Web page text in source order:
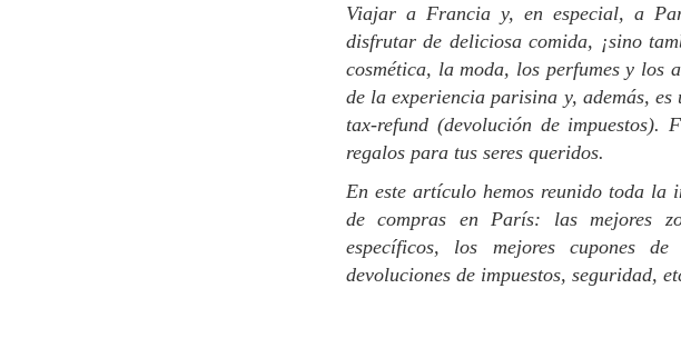
Viajar a Francia y, en especial, a París, no solo se trata de descubrir paisajes increíbles y
disfrutar de deliciosa comida, ¡sino
cosmética, la moda, los perfumes y
de la experiencia parisina y, además,
tax-refund (devolución de impuestos).
regalos para tus seres queridos.
En este artículo hemos reunido toda la información útil que necesitas para disfrutar de tu tiempo
de compras en París: las mejores
específicos, los mejores cupones
devoluciones de impuestos, seguridad,